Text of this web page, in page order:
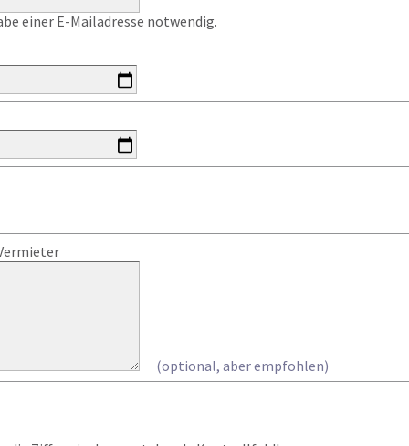
einer E-Mailadresse notwendig.
(optional, aber empfohlen)